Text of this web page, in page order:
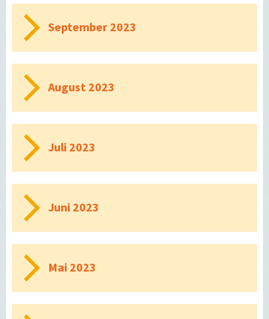
September 2023
August 2023
Juli 2023
Juni 2023
Mai 2023